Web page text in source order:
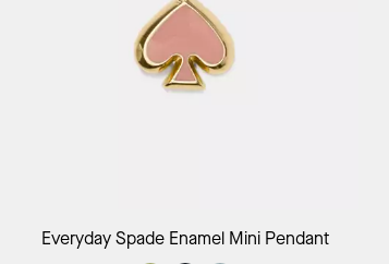
Add to Bag
Everyday Spade Enamel Mini Pendant